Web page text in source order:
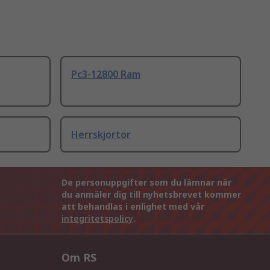
Pc3-12800 Ram
Herrskjortor
De personuppgifter som du lämnar när
du anmäler dig till nyhetsbrevet kommer
att behandlas i enlighet med vår
integritetspolicy.
Om RS